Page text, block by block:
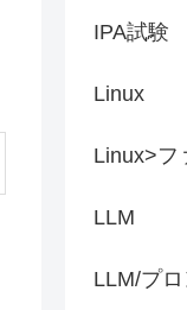
IPA試験
Linux
Linux>フ
LLM
LLM/プ